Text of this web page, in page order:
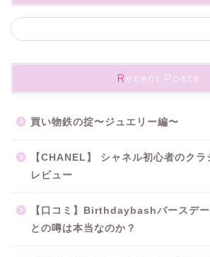
Recent Posts
買い物鉄の掟〜ジュエリー編〜
【CHANEL】 シャネル初心者のク
レビュー
【口コミ】Birthdaybashバースデ
との噂は本当なのか？